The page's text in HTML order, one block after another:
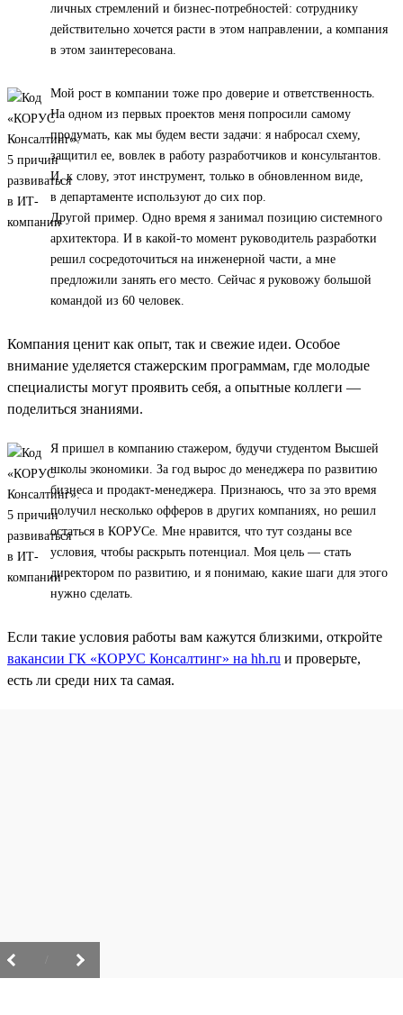
личных стремлений и бизнес-потребностей: сотруднику
действительно хочется расти в этом направлении, а компания
в этом заинтересована.
Мой рост в компании тоже про доверие и ответственность.
На одном из первых проектов меня попросили самому
продумать, как мы будем вести задачи: я набросал схему,
защитил ее, вовлек в работу разработчиков и консультантов.
И, к слову, этот инструмент, только в обновленном виде,
в департаменте используют до сих пор.
Другой пример. Одно время я занимал позицию системного
архитектора. И в какой-то момент руководитель разработки
решил сосредоточиться на инженерной части, а мне
предложили занять его место. Сейчас я руковожу большой
командой из 60 человек.
Компания ценит как опыт, так и свежие идеи. Особое
внимание уделяется стажерским программам, где молодые
специалисты могут проявить себя, а опытные коллеги —
поделиться знаниями.
Я пришел в компанию стажером, будучи студентом Высшей
школы экономики. За год вырос до менеджера по развитию
бизнеса и продакт-менеджера. Признаюсь, что за это время
получил несколько офферов в других компаниях, но решил
остаться в КОРУСе. Мне нравится, что тут созданы все
условия, чтобы раскрыть потенциал. Моя цель — стать
директором по развитию, и я понимаю, какие шаги для этого
нужно сделать.
Если такие условия работы вам кажутся близкими, откройте
вакансии ГК «КОРУС Консалтинг» на hh.ru и проверьте,
есть ли среди них та самая.